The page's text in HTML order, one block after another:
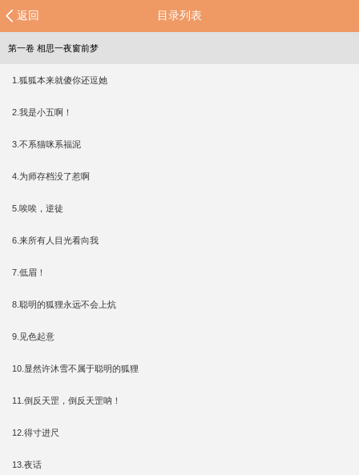
返回 目录列表
第一卷 相思一夜窗前梦
1.狐狐本来就傻你还逗她
2.我是小五啊！
3.不系猫咪系福泥
4.为师存档没了惹啊
5.唉唉，逆徒
6.来所有人目光看向我
7.低眉！
8.聪明的狐狸永远不会上炕
9.见色起意
10.显然许沐雪不属于聪明的狐狸
11.倒反天罡，倒反天罡呐！
12.得寸进尺
13.夜话